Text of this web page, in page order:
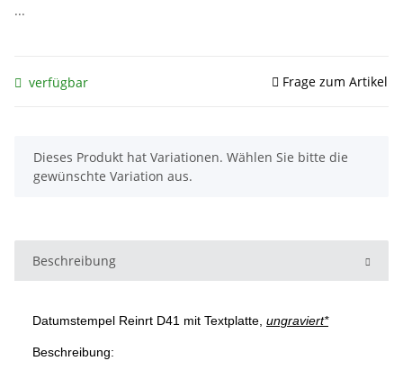
...
verfügbar Frage zum Artikel
x
Dieses Produkt hat Variationen. Wählen Sie bitte die
gewünschte Variation aus.
Beschreibung
Datumstempel Reinrt D41 mit Textplatte, ungraviert*
Beschreibung: